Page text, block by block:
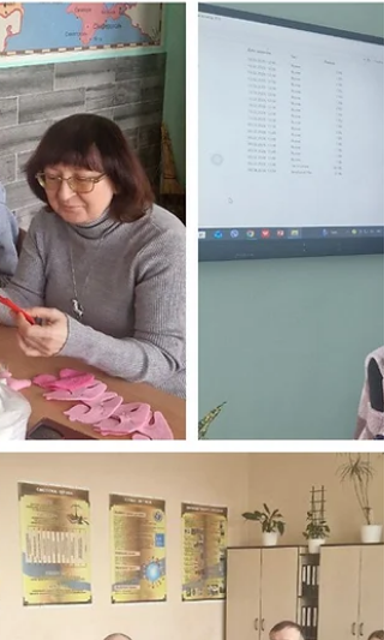
доводять: вони не просто навчають руху –
самі живуть активно! Цього разу канікули
пройшли максимально насичено та по-
сучасному – у форматі патріотичної гри в
пейнтбол. Це був не просто адреналін і тактика
– це про підтримку, взаємодію та силу
Саме такі моменти заряджають, надихають і
дають ще більше енергії для роботи з учнями.
Щи